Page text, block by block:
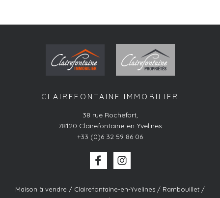
CLAIREFONTAINE IMMOBILIER
38 rue Rochefort,
78120 Clairefontaine-en-Yvelines
+33 (0)6 32 59 86 06
Maison à vendre / Clairefontaine-en-Yvelines / Rambouillet /